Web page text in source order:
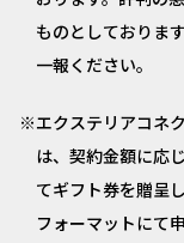
ものとしておりま
一報ください。
エクステリアコネ
は、契約金額に応
てギフト券を贈呈
フォーマットにて